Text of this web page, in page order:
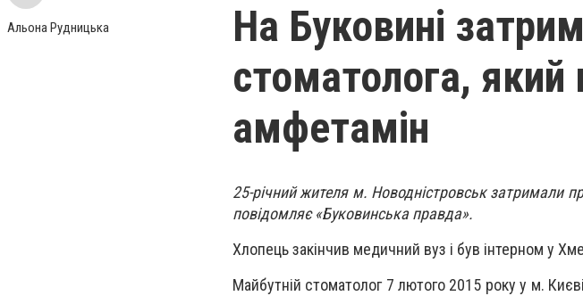
Альона Рудницька
На Буковині
стоматолога,
амфетамін
25-річний жителя м. Новодністровськ затримали
повідомляє «Буковинська правда».
Хлопець закінчив медичний вуз і був інтерном у
Майбутній стоматолог 7 лютого 2015 року у м.